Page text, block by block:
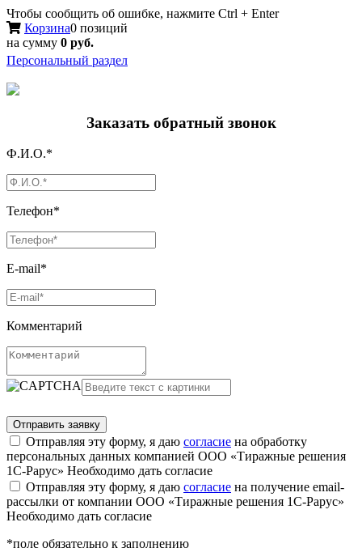
Чтобы сообщить об ошибке, нажмите Ctrl + Enter
Корзина0 позиций
на сумму 0 руб.
Персональный раздел
Заказать обратный звонок
Ф.И.О.*
Телефон*
E-mail*
Комментарий
Отправляя эту форму, я даю согласие на обработку
персональных данных компанией ООО «Тиражные решения
1С-Рарус» Необходимо дать согласие
Отправляя эту форму, я даю согласие на получение email-
рассылки от компании ООО «Тиражные решения 1С-Рарус»
Необходимо дать согласие
*поле обязательно к заполнению